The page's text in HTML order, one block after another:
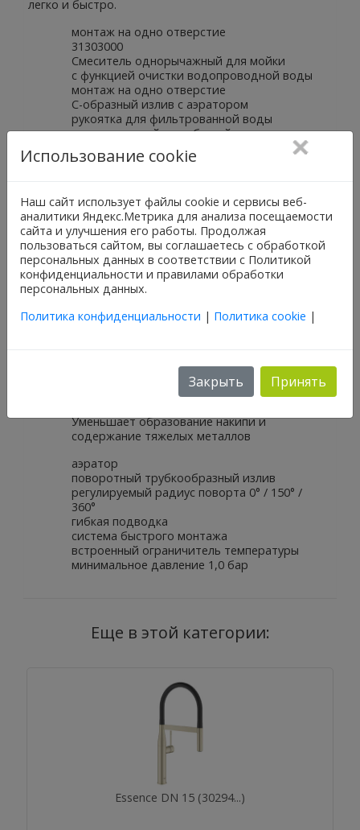
легко и быстро.
монтаж на одно отверстие
31303000
Смеситель однорычажный для мойки
с функцией очистки водопроводной воды
монтаж на одно отверстие
C-образный излив с аэратором
рукоятка для фильтрованной воды
с керамической кран-буксой
GROHE StarLight хромированное покрытие
поверхности
поворотный трубкообразный излив
диапазон поворота 180°
отдельные водотоки для питьевой и
водопроводной воды
гибкая подводка
64508001
40404001
Ресурс 600 л при жесткости воды 20° dKH
5-ступенчатая фильтрация
Снижает содержание веществ,
Уменьшает образование накипи и
содержание тяжелых металлов
аэратор
поворотный трубкообразный излив
регулируемый радиус поворта 0° / 150° /
360°
гибкая подводка
система быстрого монтажа
встроенный ограничитель температуры
минимальное давление 1,0 бар
Еще в этой категории:
Essence DN 15 (30294...)
Использование cookie
Наш сайт использует файлы cookie и сервисы веб-
аналитики Яндекс.Метрика для анализа посещаемости
сайта и улучшения его работы. Продолжая
пользоваться сайтом, вы соглашаетесь с обработкой
персональных данных в соответствии с Политикой
конфиденциальности и правилами обработки
персональных данных.
Политика конфиденциальности | Политика cookie |
Закрыть Принять